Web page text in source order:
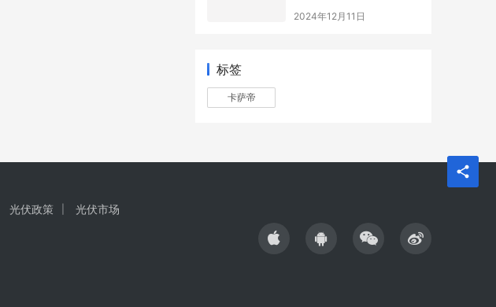
2024年12月11日
标签
卡萨帝
光伏政策
光伏市场